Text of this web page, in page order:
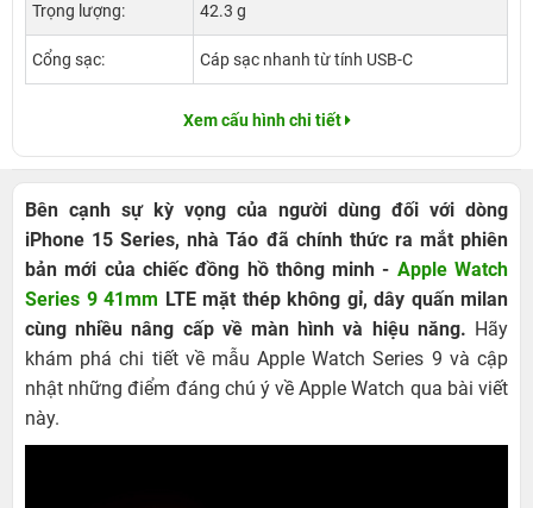
Trọng lượng: 42.3 g
Cổng sạc: Cáp sạc nhanh từ tính USB-C
Xem cấu hình chi tiết
Bên cạnh sự kỳ vọng của người dùng đối với dòng
iPhone 15 Series, nhà Táo đã chính thức ra mắt phiên
bản mới của chiếc đồng hồ thông minh - Apple Watch
Series 9 41mm LTE mặt thép không gỉ, dây quấn milan
cùng nhiều nâng cấp về màn hình và hiệu năng. Hãy
khám phá chi tiết về mẫu Apple Watch Series 9 và cập
nhật những điểm đáng chú ý về Apple Watch qua bài viết
này.